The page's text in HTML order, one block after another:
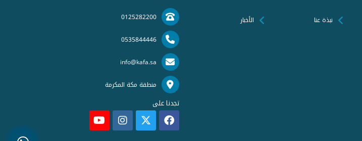
نبذة عنا الأخبار 0125282200
0535844446
info@kafa.sa
منطقة مكة المكرمة
تجدنا على